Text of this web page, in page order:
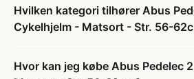
Hvilken kategori tilhører Abus
Cykelhjelm - Matsort - Str. 56-
Hvor kan jeg købe Abus Pedelec